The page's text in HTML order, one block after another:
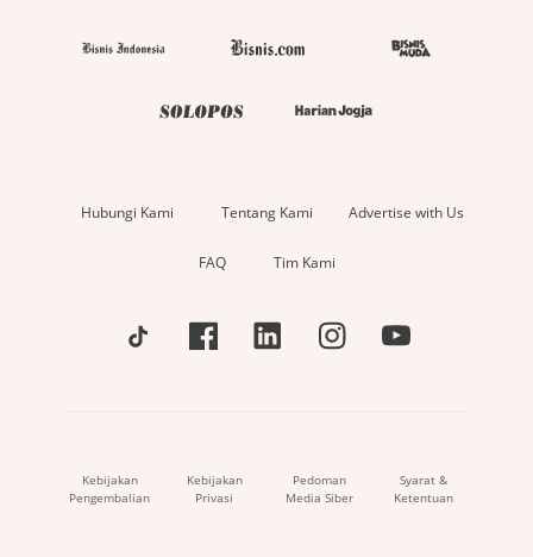
Hubungi Kami Tentang Kami Advertise with Us
FAQ Tim Kami
Kebijakan
Pengembalian
Kebijakan
Privasi
Pedoman
Media Siber
Syarat &
Ketentuan